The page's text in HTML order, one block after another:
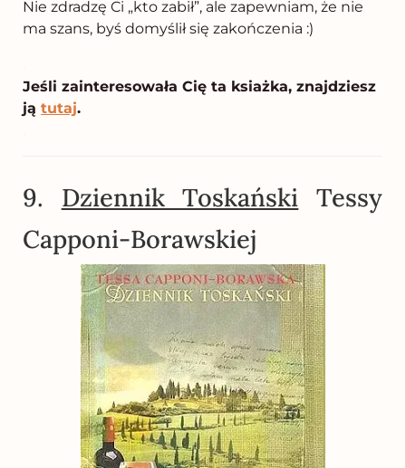
Nie zdradzę Ci „kto zabił”, ale zapewniam, że nie
ma szans, byś domyślił się zakończenia :)
.
Jeśli zainteresowała Cię ta ksiażka, znajdziesz
ją tutaj.
.
9. Dziennik Toskański Tessy
Capponi-Borawskiej